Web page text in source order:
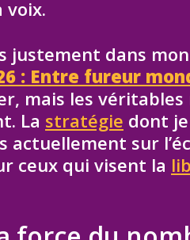
voix.
justement dans
: Entre fureur
mais les
La stratégie dont
actuellement sur
ceux qui visent la